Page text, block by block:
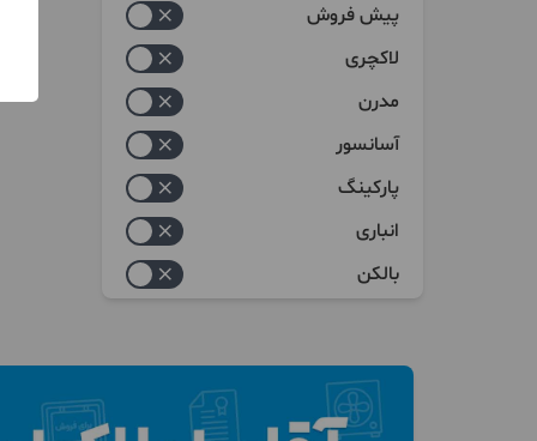
پیش فروش
لاکچری
مدرن
آسانسور
پارکینگ
انباری
بالکن